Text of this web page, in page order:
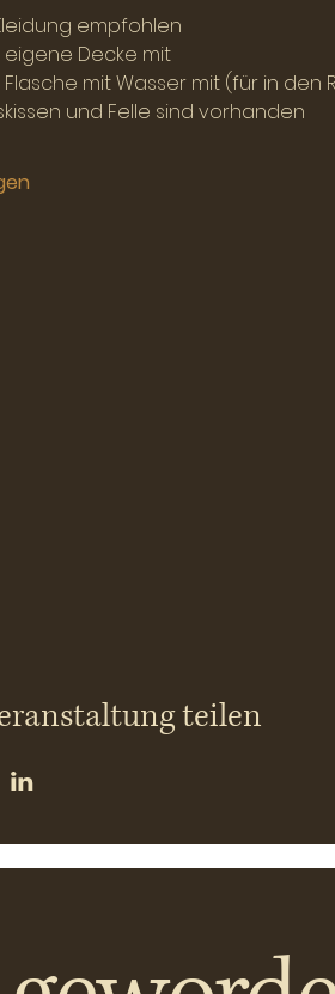
empfohlen
eigene Decke mit
mit Wasser mit (für in
und Felle sind vorhanden
teilen